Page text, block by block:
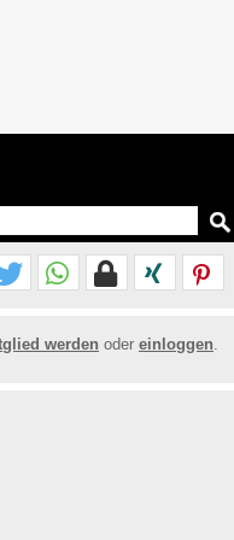
werden oder einloggen.